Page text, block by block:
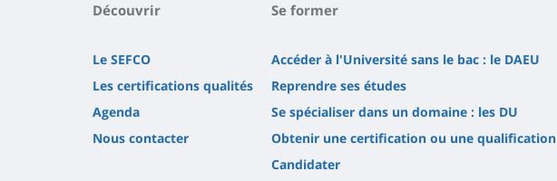
Découvrir
Le SEFCO
Les certifications qualités
Agenda
Nous contacter
Se former
Accéder à l'Université sans le bac : le DAEU
Reprendre ses études
Se spécialiser dans un domaine : les DU
Obtenir une certification ou une qualification
Candidater